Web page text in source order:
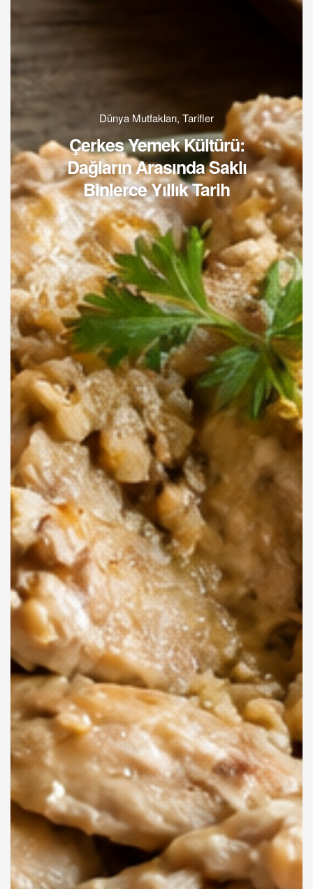
Dünya Mutfakları, Tarifler
Çerkes Yemek Kültürü:
Dağların Arasında Saklı
Binlerce Yıllık Tarih